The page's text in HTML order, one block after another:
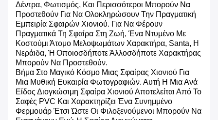
Δέντρα, Φωτισμός, Και Περισσότεροι Μπορούν Να
Προστεθούν Για Να Ολοκληρώσουν Την Πραγματική
Εμπειρία Σφαιρών Χιονιού. Για Να Φέρουν
Πραγματικά Τη Σφαίρα Στη Ζωή, Ένα Ντυμένο Με
Κοστούμι Άτομο Μελοψωμάτων Χαρακτήρα, Santa, Η
Νεράιδα, Ή Οποιοσδήποτε Άλλοσδήποτε Χαρακτήρας
Μπορούν Να Προστεθούν.
Βήμα Στο Μαγικό Κόσμο Μιας Σφαίρας Χιονιού Για
Μια Μυθική Ευκαιρία Φωτογραφιών. Αυτή Η Μια Ανά
Είδος Διογκώσιμη Σφαίρα Χιονιού Αποτελείται Από Το
Σαφές PVC Και Χαρακτηρίζει Ένα Συνημμένο
Φερμουάρ Έτσι Ώστε Οι Φιλοξενούμενοι Μπορούν Να